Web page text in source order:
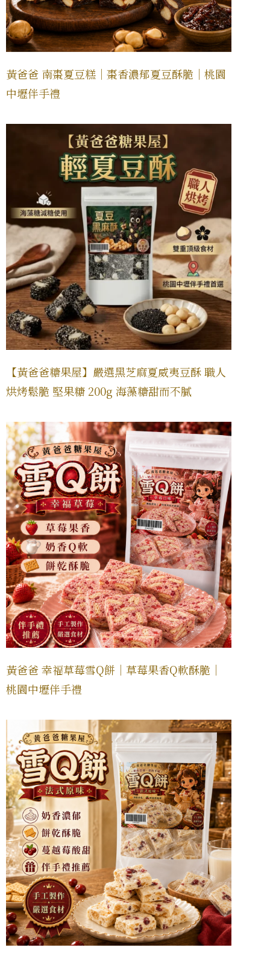
黃爸爸 南棗夏豆糕｜棗香濃郁夏豆酥脆｜桃園
中壢伴手禮
【黃爸爸糖果屋】嚴選黑芝麻夏威夷豆酥 職人
烘烤鬆脆 堅果糖 200g 海藻糖甜而不膩
黃爸爸 幸福草莓雪Q餅｜草莓果香Q軟酥脆｜
桃園中壢伴手禮